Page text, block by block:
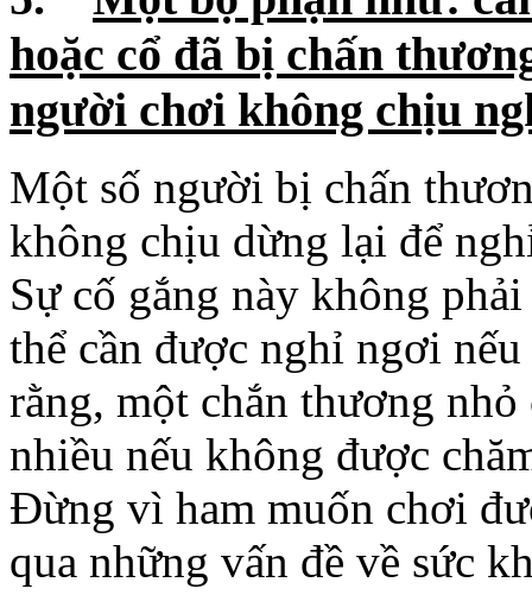
Một số người bị chấn
không chịu dừng lại để
Sự cố gắng này không
thể cần được nghỉ ngơi
rằng, một chắn thương
nhiều nếu không được
Đừng vì ham muốn chơi
qua những vấn đề về sức
=>Phòng tránh:
- Chọnmua đàn
- Đừng bao giờ chơi đàn